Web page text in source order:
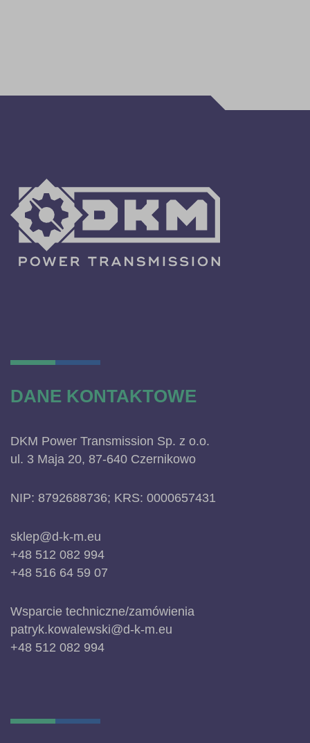
DANE KONTAKTOWE
DKM Power Transmission Sp. z o.o.
ul. 3 Maja 20, 87-640 Czernikowo
NIP: 8792688736; KRS: 0000657431
sklep@d-k-m.eu
+48 512 082 994
+48 516 64 59 07
Wsparcie techniczne/zamówienia
patryk.kowalewski@d-k-m.eu
+48 512 082 994